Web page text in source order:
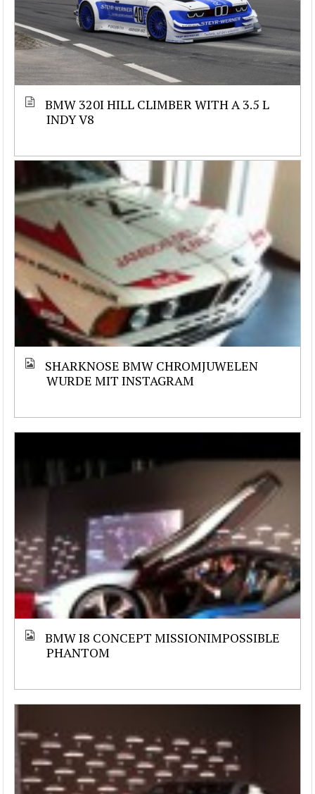
BMW 320I HILL CLIMBER WITH A 3.5 L
INDY V8
SHARKNOSE BMW CHROMJUWELEN
WURDE MIT INSTAGRAM
BMW I8 CONCEPT MISSIONIMPOSSIBLE
PHANTOM